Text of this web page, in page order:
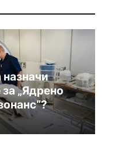
„Ядрено